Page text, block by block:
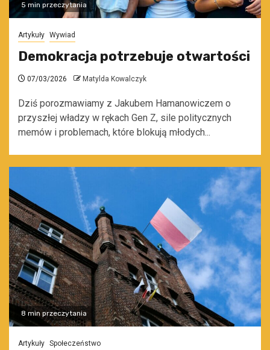
5 min przeczytania
Artykuły Wywiad
Demokracja potrzebuje otwartości
07/03/2026 Matylda Kowalczyk
Dziś porozmawiamy z Jakubem Hamanowiczem o
przyszłej władzy w rękach Gen Z, sile politycznych
memów i problemach, które blokują młodych...
8 min przeczytania
Artykuły Społeczeństwo